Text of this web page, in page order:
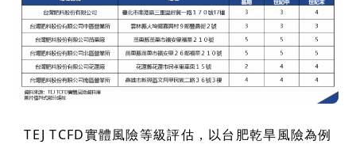
TEJ TCFD實體風險等級評估，以台肥乾旱風險為例